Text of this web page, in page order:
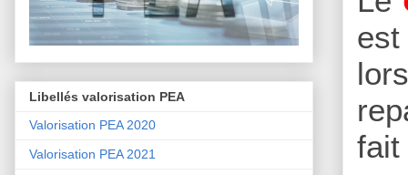
est
fait
Libellés valorisation PEA
Valorisation PEA 2020
Valorisation PEA 2021